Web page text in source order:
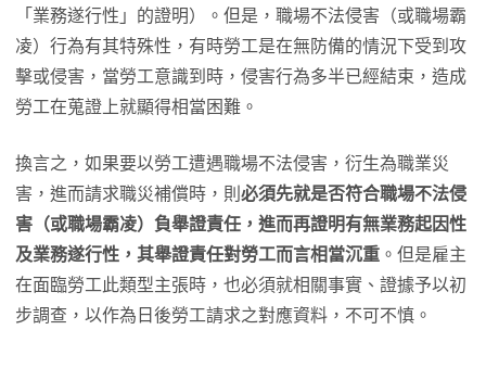
「業務遂行性」的證明）。但是，職場不法侵害（或職場霸
凌）行為有其特殊性，有時勞工是在無防備的情況下受到攻
擊或侵害，當勞工意識到時，侵害行為多半已經結束，造成
勞工在蒐證上就顯得相當困難。
換言之，如果要以勞工遭遇職場不法侵害，衍生為職業災
害，進而請求職災補償時，則 必須先就是否符合職場不法侵
害（或職場霸凌）負舉證責任，進而再證明有無業務起因性
及業務遂行性，其舉證責任對勞工而言相當沉重 。但是雇主
在面臨勞工此類型主張時，也必須就相關事實、證據予以初
步調查，以作為日後勞工請求之對應資料，不可不慎。